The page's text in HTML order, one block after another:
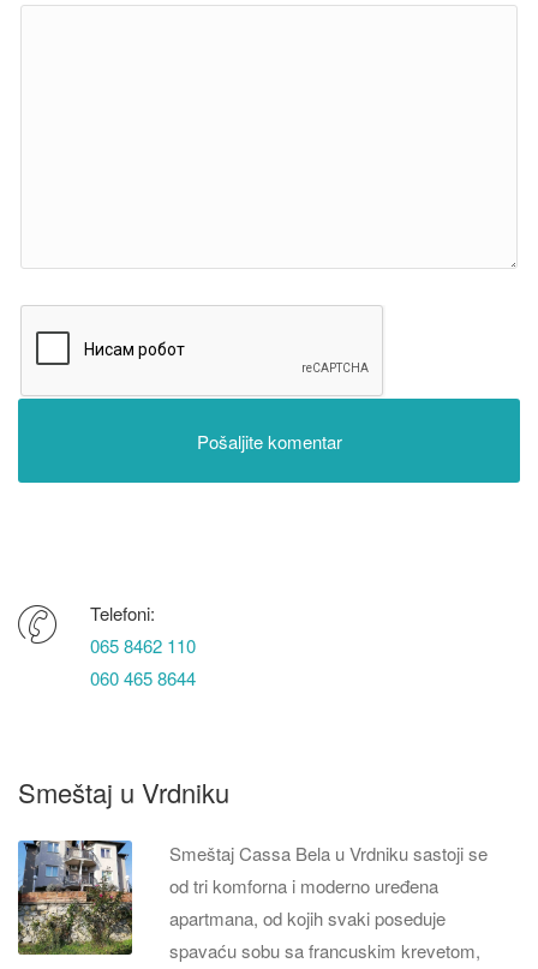
Telefoni:
065 8462 110
060 465 8644
Smeštaj u Vrdniku
Smeštaj Cassa Bela u Vrdniku sastoji se
od tri komforna i moderno uređena
apartmana, od kojih svaki poseduje
spavaću sobu sa francuskim krevetom,